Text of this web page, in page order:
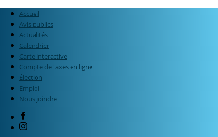
Accueil
Avis publics
Actualités
Calendrier
Carte interactive
Compte de taxes en ligne
Élection
Emploi
Nous joindre